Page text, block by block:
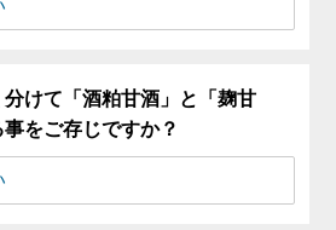
けて「酒粕甘酒」と「麹甘
をご存じですか？